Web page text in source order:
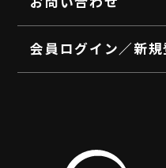
会員ログイン／新規